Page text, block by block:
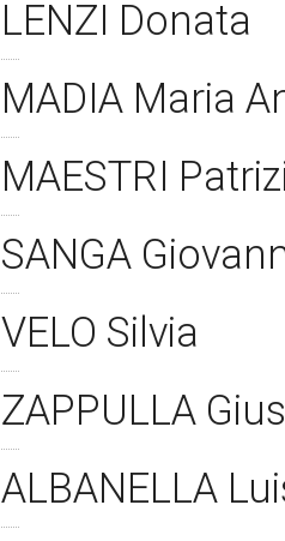
LENZI Donata
MADIA Maria
MAESTRI
SANGA
VELO Silvia
ZAPPULLA
ALBANELLA